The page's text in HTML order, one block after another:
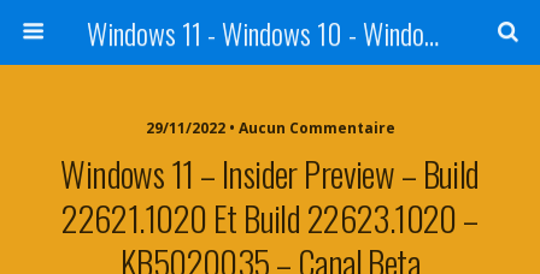
Windows 11 - Windows 10 - Windows 8 - Windows 7 - VISTA
29/11/2022 • Aucun Commentaire
Windows 11 – Insider Preview – Build
22621.1020 Et Build 22623.1020 –
KB5020035 – Canal Beta